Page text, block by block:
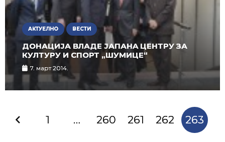
АКТУЕЛНО ВЕСТИ
ДОНАЦИЈА ВЛАДЕ ЈАПАНA ЦЕНТРУ ЗА
КУЛТУРУ И СПОРТ „ШУМИЦЕ“
7. март 2014.
1 … 260 261 262 263